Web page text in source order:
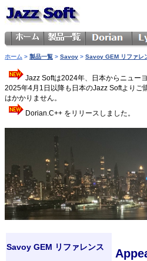
ホーム > 製品一覧 > Savoy > Savoy GEM リファレ
Jazz Softは2024年、日本からニュー
2025年4月1日以降も日本のJazz Softよりご
はかかりません。
Dorian.C++ をリリースしました。
Savoy GEM リファレンス